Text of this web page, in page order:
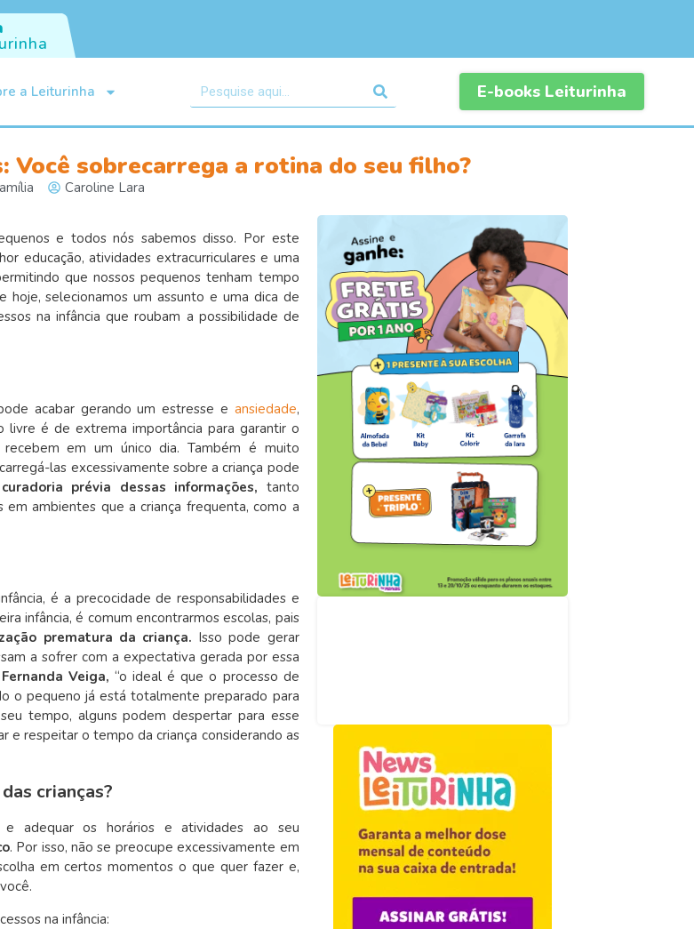
a Leiturinha E-books Leiturinha
Você sobrecarrega a rotina do seu filho?
Caroline Lara
e todos nós sabemos disso. Por este
educação, atividades extracurriculares e uma
que nossos pequenos tenham tempo
hoje, selecionamos um assunto e uma dica de
na infância que roubam a possibilidade de
acabar gerando um estresse e ansiedade,
é de extrema importância para garantir o
em um único dia. Também é muito
las excessivamente sobre a criança pode
curadoria prévia dessas informações, tanto
ambientes que a criança frequenta, como a
é a precocidade de responsabilidades e
infância, é comum encontrarmos escolas, pais
prematura da criança. Isso pode gerar
a sofrer com a expectativa gerada por essa
Veiga, “o ideal é que o processo de
o pequeno já está totalmente preparado para
tempo, alguns podem despertar para esse
e respeitar o tempo da criança considerando as
crianças?
adequar os horários e atividades ao seu
. Por isso, não se preocupe excessivamente em
em certos momentos o que quer fazer e,
na infância: